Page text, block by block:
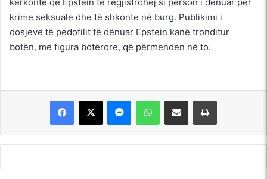
krime seksuale dhe të shkonte në burg. Publikimi i
dosjeve të pedofilit të dënuar Epstein kanë tronditur
botën, me figura botërore, që përmenden në to.